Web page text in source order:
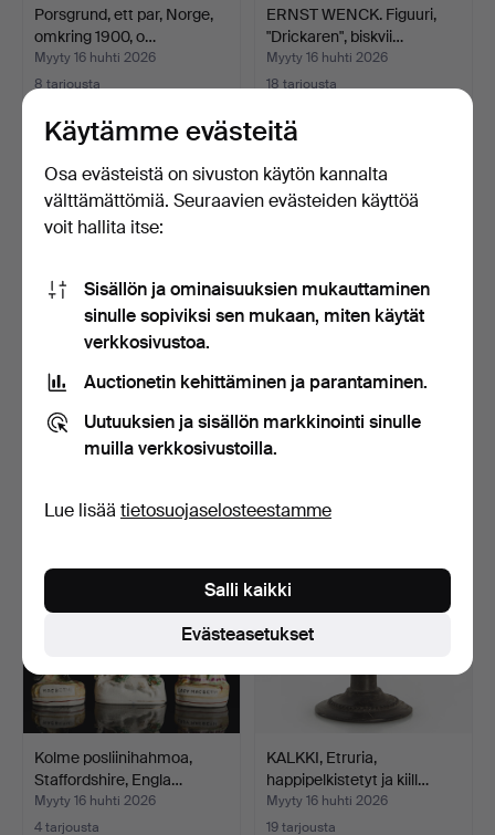
Porsgrund, ett par, Norge,
omkring 1900, o…
Myyty 16 huhti 2026
8 tarjousta
ERNST WENCK. Figuuri,
"Drickaren", biskvii…
Myyty 16 huhti 2026
18 tarjousta
JARDINJÄR, posliini, Von
Myyty 16 huhti 2026
20 tarjousta
BREWERIANA,
Aluminia…
Myyty 16 huhti 2026
15 tarjousta
Kolme posliinihahmoa,
Staffordshire, Engla…
Myyty 16 huhti 2026
4 tarjousta
KALKKI, Etruria,
happipelkistetyt ja kiill…
Myyty 16 huhti 2026
19 tarjousta
Käytämme evästeitä
Osa evästeistä on sivuston käytön kannalta
välttämättömiä. Seuraavien evästeiden käyttöä
voit hallita itse:
Sisällön ja ominaisuuksien mukauttaminen
sinulle sopiviksi sen mukaan, miten käytät
verkkosivustoa.
Auctionetin kehittäminen ja parantaminen.
Uutuuksien ja sisällön markkinointi sinulle
muilla verkkosivustoilla.
Lue lisää tietosuojaselosteestamme
Evästeasetukset
Salli kaikki